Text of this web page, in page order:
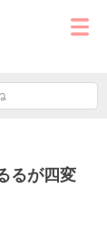
るが四変